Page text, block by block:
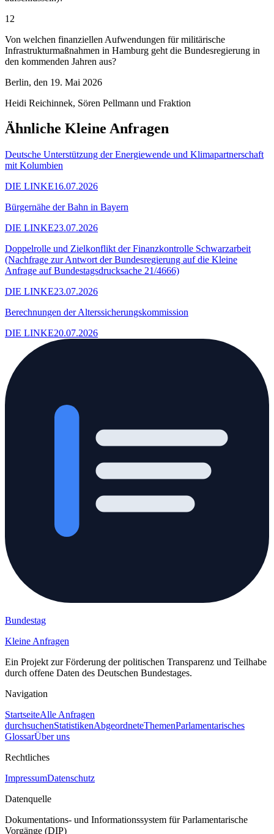
12
Von welchen finanziellen Aufwendungen für militärische
Infrastrukturmaßnahmen in Hamburg geht die Bundesregierung in
den kommenden Jahren aus?
Berlin, den 19. Mai 2026
Heidi Reichinnek, Sören Pellmann und Fraktion
Ähnliche Kleine Anfragen
Deutsche Unterstützung der Energiewende und Klimapartnerschaft
mit Kolumbien
DIE LINKE16.07.2026
Bürgernähe der Bahn in Bayern
DIE LINKE23.07.2026
Doppelrolle und Zielkonflikt der Finanzkontrolle Schwarzarbeit
(Nachfrage zur Antwort der Bundesregierung auf die Kleine
Anfrage auf Bundestagsdrucksache 21/4666)
DIE LINKE23.07.2026
Berechnungen der Alterssicherungskommission
DIE LINKE20.07.2026
Bundestag
Kleine Anfragen
Ein Projekt zur Förderung der politischen Transparenz und Teilhabe
durch offene Daten des Deutschen Bundestages.
Navigation
StartseiteAlle Anfragen
durchsuchenStatistikenAbgeordneteThemenParlamentarisches
GlossarÜber uns
Rechtliches
ImpressumDatenschutz
Datenquelle
Dokumentations- und Informationssystem für Parlamentarische
Vorgänge (DIP)